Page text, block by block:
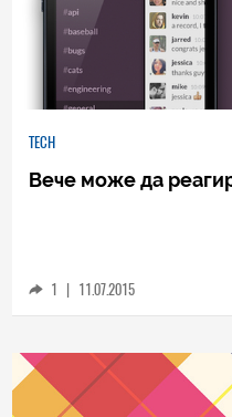
TECH
Вече може да
1 | 11.07.2015